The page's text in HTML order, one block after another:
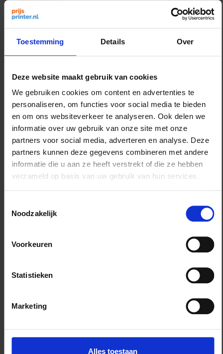
Toestemming Details Over
Deze website maakt gebruik van cookies
We gebruiken cookies om content en advertenties te
personaliseren, om functies voor social media te bieden
en om ons websiteverkeer te analyseren. Ook delen we
informatie over uw gebruik van onze site met onze
partners voor social media, adverteren en analyse. Deze
partners kunnen deze gegevens combineren met andere
informatie die u aan ze heeft verstrekt of die ze hebben
verzameld op basis van uw gebruik van hun services.
Noodzakelijk
Voorkeuren
Statistieken
Marketing
Alles toestaan
Ik heb recht op 9% BTW
Bestanden aanleveren
Session alive
Overzicht Verberg details
Flyer
Printwerk